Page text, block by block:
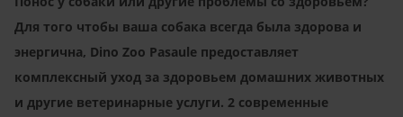
Для того чтобы ваша собака всегда была здорова и
энергична, Dino Zoo Pasaule предоставляет
комплексный уход за здоровьем домашних животных
и другие ветеринарные услуги. 2 современные